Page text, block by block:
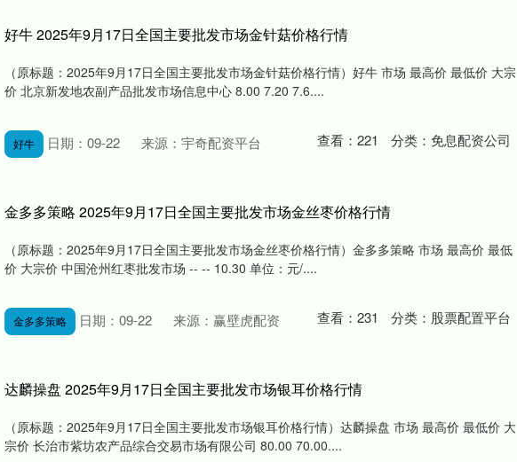
好牛 2025年9月17日全国主要批发市场金针菇价格行情
（原标题：2025年9月17日全国主要批发市场金针菇价格行情）好牛 市场 最高价 最低价 大宗
价 北京新发地农副产品批发市场信息中心 8.00 7.20 7.6....
好牛 日期：09-22 来源：宇奇配资平台 查看： 221 分类： 免息配资公司
金多多策略 2025年9月17日全国主要批发市场金丝枣价格行情
（原标题：2025年9月17日全国主要批发市场金丝枣价格行情）金多多策略 市场 最高价 最低
价 大宗价 中国沧州红枣批发市场 -- -- 10.30 单位：元/....
金多多策略 日期：09-22 来源：赢壁虎配资 查看： 231 分类： 股票配置平台
达麟操盘 2025年9月17日全国主要批发市场银耳价格行情
（原标题：2025年9月17日全国主要批发市场银耳价格行情）达麟操盘 市场 最高价 最低价 大
宗价 长治市紫坊农产品综合交易市场有限公司 80.00 70.00....